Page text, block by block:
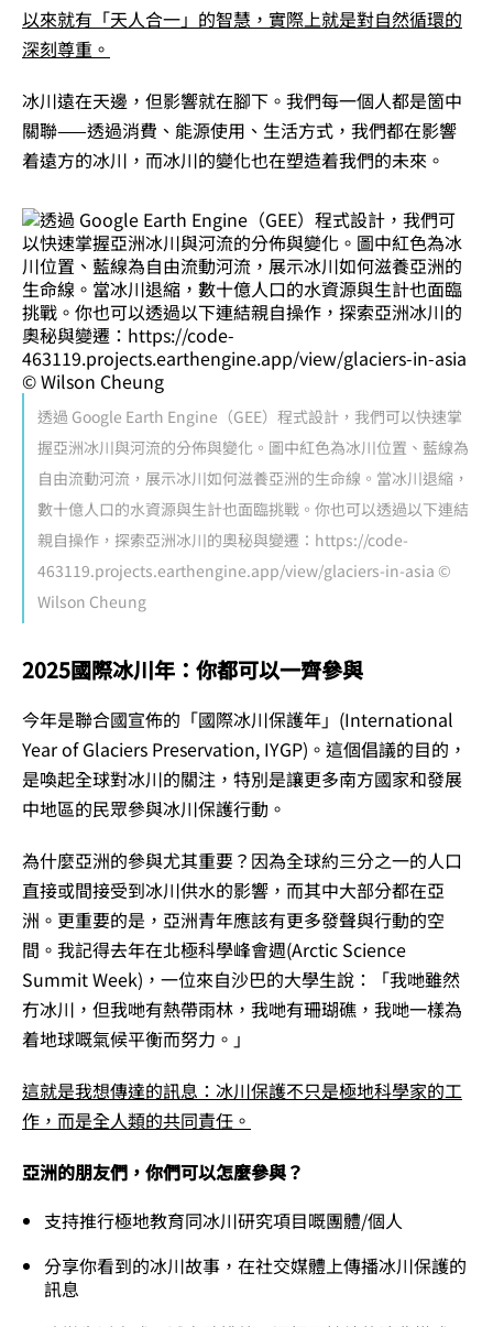
以來就有「天人合一」的智慧，實際上就是對自然循環的
深刻尊重。
冰川遠在天邊，但影響就在腳下。我們每一個人都是箇中
關聯——透過消費、能源使用、生活方式，我們都在影響
着遠方的冰川，而冰川的變化也在塑造着我們的未來。
透過 Google Earth Engine（GEE）程式設計，我們可以快速掌
握亞洲冰川與河流的分佈與變化。圖中紅色為冰川位置、藍線為
自由流動河流，展示冰川如何滋養亞洲的生命線。當冰川退縮，
數十億人口的水資源與生計也面臨挑戰。你也可以透過以下連結
親自操作，探索亞洲冰川的奧秘與變遷：https://code-
463119.projects.earthengine.app/view/glaciers-in-asia ©
Wilson Cheung
2025國際冰川年：你都可以一齊參與
今年是聯合國宣佈的「國際冰川保護年」(International
Year of Glaciers Preservation, IYGP)。這個倡議的目的，
是喚起全球對冰川的關注，特別是讓更多南方國家和發展
中地區的民眾參與冰川保護行動。
為什麼亞洲的參與尤其重要？因為全球約三分之一的人口
直接或間接受到冰川供水的影響，而其中大部分都在亞
洲。更重要的是，亞洲青年應該有更多發聲與行動的空
間。我記得去年在北極科學峰會週(Arctic Science
Summit Week)，一位來自沙巴的大學生說：「我哋雖然
冇冰川，但我哋有熱帶雨林，我哋有珊瑚礁，我哋一樣為
着地球嘅氣候平衡而努力。」
這就是我想傳達的訊息：冰川保護不只是極地科學家的工
作，而是全人類的共同責任。
亞洲的朋友們，你們可以怎麼參與？
支持推行極地教育同冰川研究項目嘅團體/個人
分享你看到的冰川故事，在社交媒體上傳播冰川保護的
訊息